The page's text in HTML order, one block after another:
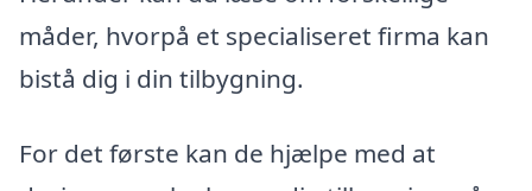
måder, hvorpå et specialiseret firma kan
bistå dig i din tilbygning.
For det første kan de hjælpe med at